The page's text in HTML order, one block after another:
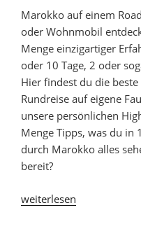
Marokko auf einem
oder Wohnmobil
Menge einzigartiger
oder 10 Tage, 2 oder
Hier findest du die
Rundreise auf eigene
unsere persönlichen
Menge Tipps, was du in
durch Marokko alles
bereit?
„Roadtrip
weiterlesen